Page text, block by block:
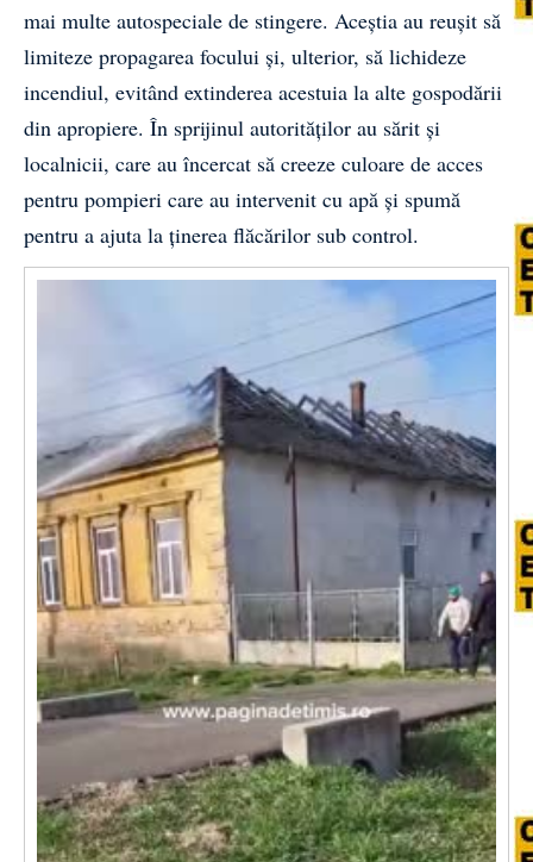
mai multe autospeciale de stingere. Aceștia au reușit să
limiteze propagarea focului și, ulterior, să lichideze
incendiul, evitând extinderea acestuia la alte gospodării
din apropiere. În sprijinul autorităților au sărit și
localnicii, care au încercat să creeze culoare de acces
pentru pompieri care au intervenit cu apă și spumă
pentru a ajuta la ținerea flăcărilor sub control.